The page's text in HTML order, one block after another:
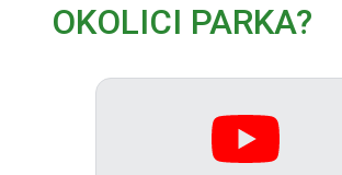
OKOLICI PARKA?